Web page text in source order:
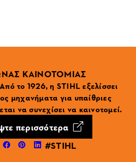
ΚΑΙΝΟΤΟΜΙΑΣ
το 1926, η STIHL εξελίσσει
μηχανήματα για υπαίθριες
να συνεχίσει να καινοτομεί.
περισσότερα
#STIHL